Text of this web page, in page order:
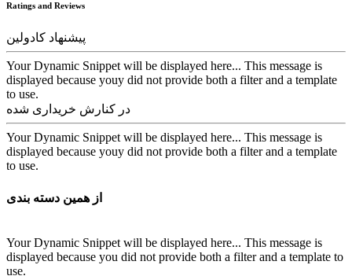
Ratings and Reviews
پیشنهاد کادولین
Your Dynamic Snippet will be displayed here... This message is
displayed because youy did not provide both a filter and a template
to use.
در کنارش خریداری شده
Your Dynamic Snippet will be displayed here... This message is
displayed because youy did not provide both a filter and a template
to use.
از همین دسته بندی
Your Dynamic Snippet will be displayed here... This message is
displayed because you did not provide both a filter and a template to
use.